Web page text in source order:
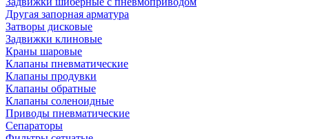
Другая запорная арматура
Затворы дисковые
Задвижки клиновые
Краны шаровые
Клапаны пневматические
Клапаны продувки
Клапаны обратные
Клапаны соленоидные
Приводы пневматические
Сепараторы